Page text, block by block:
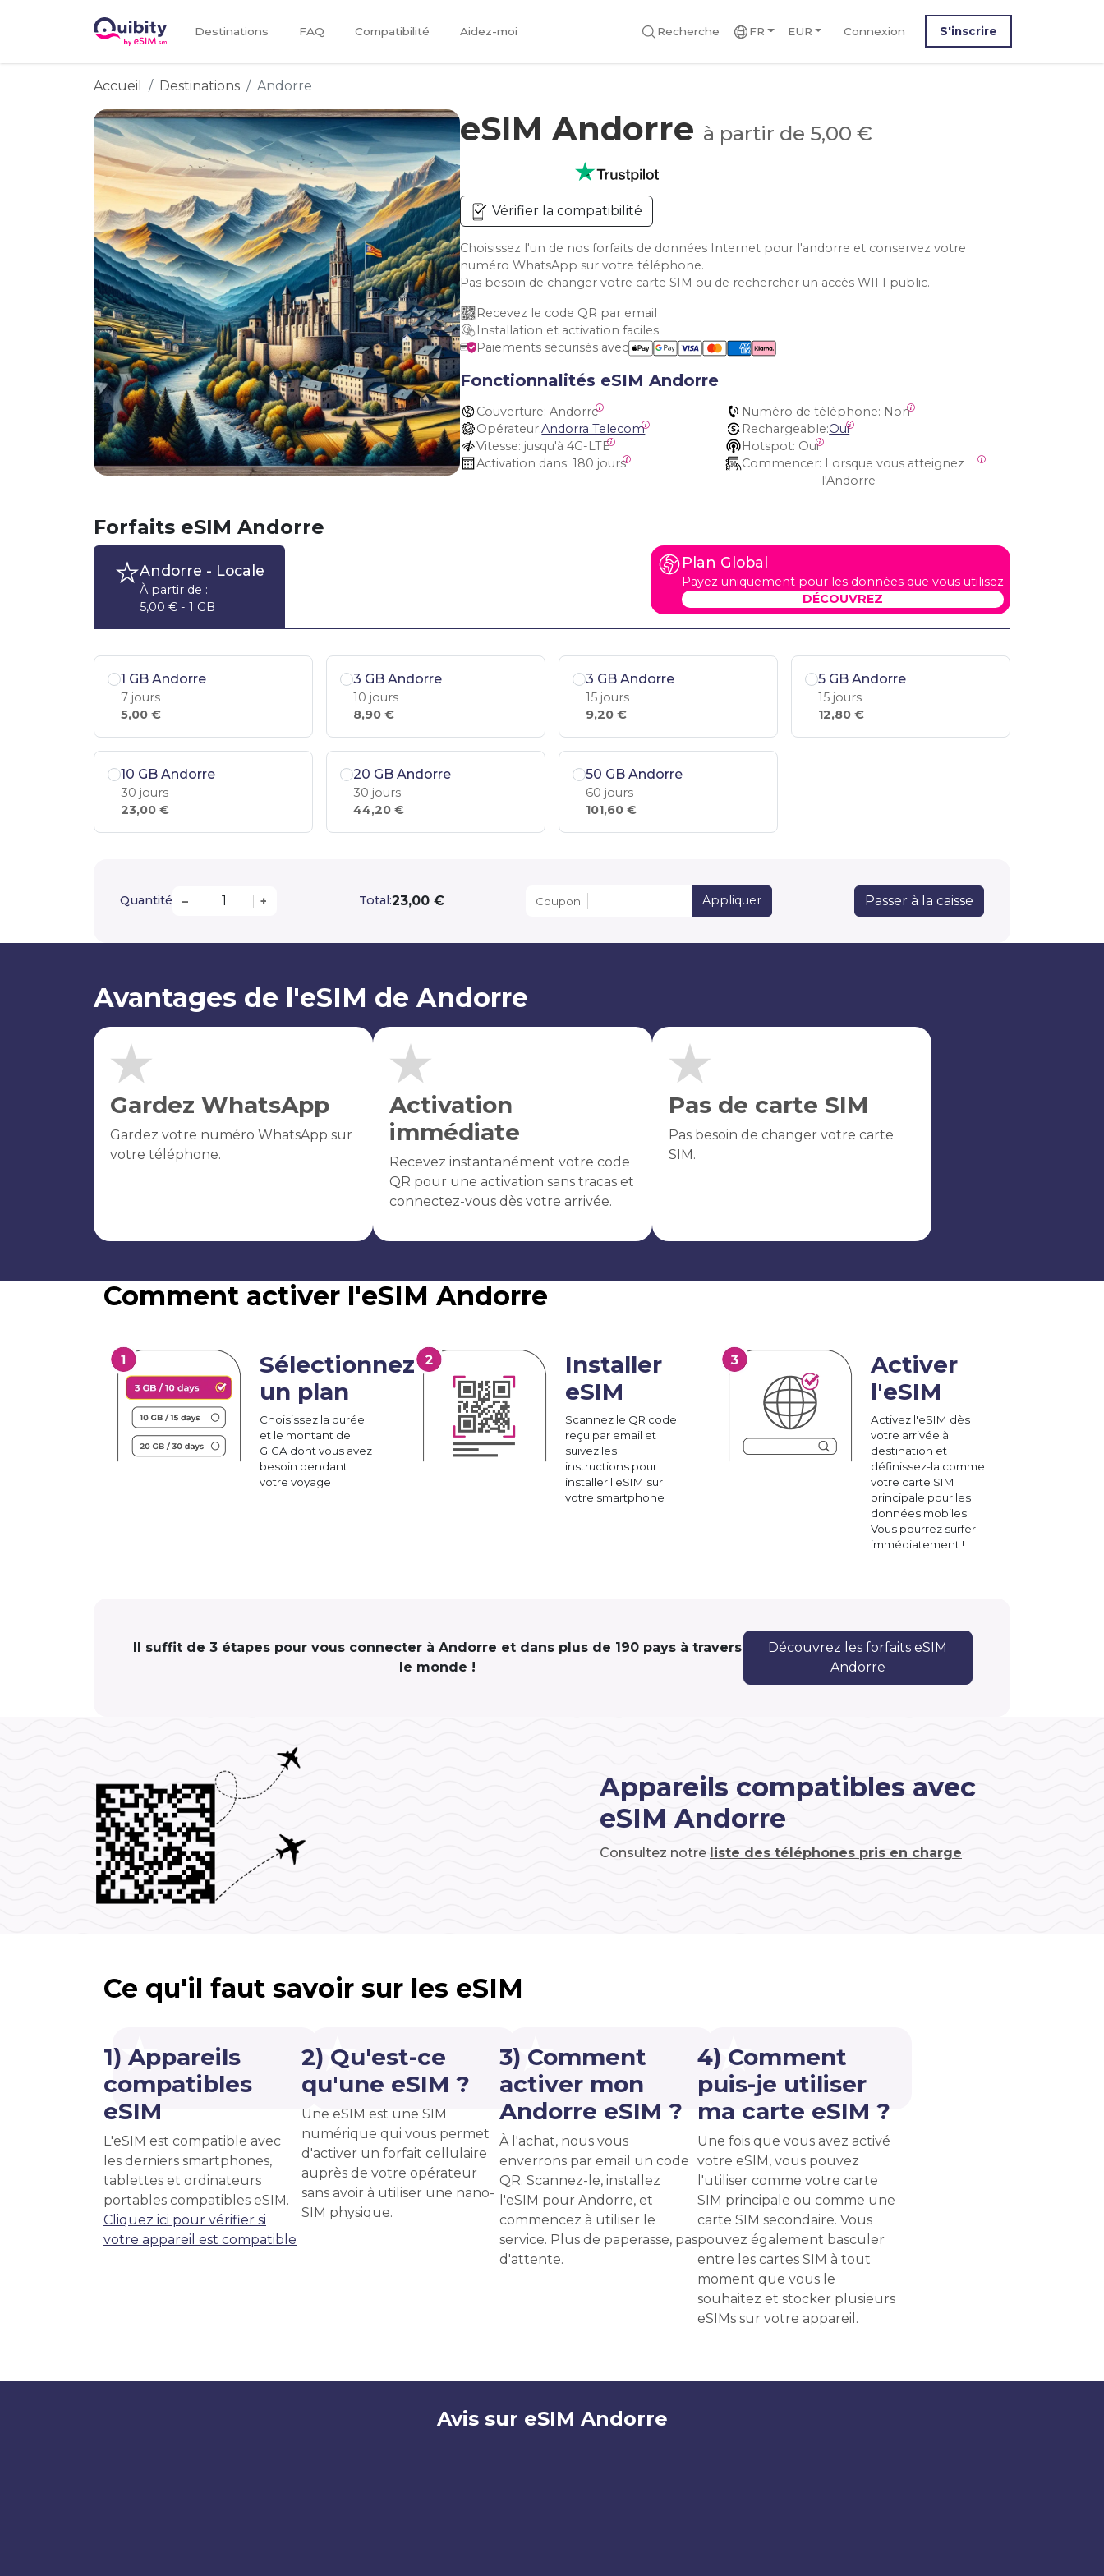
Destinations FAQ Compatibilité Aidez-moi Recherche FR EUR Connexion S'inscrire
Accueil Destinations Andorre
eSIM Andorre à partir de 5,00 €
Vérifier la compatibilité
Choisissez l'un de nos forfaits de données Internet pour l'andorre et conservez votre
numéro WhatsApp sur votre téléphone.
Pas besoin de changer votre carte SIM ou de rechercher un accès WIFI public.
Recevez le code QR par email
Installation et activation faciles
Paiements sécurisés avec
Fonctionnalités eSIM Andorre
Couverture: Andorre Numéro de téléphone: Non
Opérateur:Andorra Telecom Rechargeable:Oui
Vitesse: jusqu'à 4G-LTE Hotspot: Oui
Activation dans: 180 jours Commencer:
l'Andorre
Forfaits eSIM Andorre
Andorre - Locale
À partir de :
5,00 € - 1 GB
Plan Global
Payez uniquement pour les données que vous utilisez
DÉCOUVREZ
1 GB Andorre
7 jours
5,00 €
3 GB Andorre
10 jours
8,90 €
3 GB Andorre
15 jours
9,20 €
5 GB Andorre
15 jours
12,80 €
10 GB Andorre
30 jours
23,00 €
20 GB Andorre
30 jours
44,20 €
50 GB Andorre
60 jours
101,60 €
Quantité – + Total:23,00 € Coupon Appliquer Passer à la caisse
Avantages de l'eSIM de Andorre
Gardez WhatsApp
Gardez votre numéro WhatsApp sur
votre téléphone.
Activation
immédiate
Recevez instantanément votre code
QR pour une activation sans tracas et
connectez-vous dès votre arrivée.
Pas de carte SIM
Pas besoin de changer votre carte
SIM.
Comment activer l'eSIM Andorre
Sélectionnez
un plan
Choisissez la durée
et le montant de
GIGA dont vous avez
besoin pendant
votre voyage
Installer
eSIM
Scannez le QR code
reçu par email et
suivez les
instructions pour
installer l'eSIM sur
votre smartphone
Activer
l'eSIM
Activez l'eSIM dès
votre arrivée à
destination et
définissez-la comme
votre carte SIM
principale pour les
données mobiles.
Vous pourrez surfer
immédiatement !
Il suffit de 3 étapes pour vous connecter à Andorre et dans plus de 190 pays à travers
le monde !
Découvrez les forfaits eSIM
Andorre
Appareils compatibles avec
eSIM Andorre
Consultez notre liste des téléphones pris en charge
Ce qu'il faut savoir sur les eSIM
1) Appareils
compatibles
eSIM
L'eSIM est compatible avec
les derniers smartphones,
tablettes et ordinateurs
portables compatibles eSIM.
Cliquez ici pour vérifier si
votre appareil est compatible
2) Qu'est-ce
qu'une eSIM ?
Une eSIM est une SIM
numérique qui vous permet
d'activer un forfait cellulaire
auprès de votre opérateur
sans avoir à utiliser une nano-
SIM physique.
3) Comment
activer mon
Andorre eSIM ?
À l'achat, nous vous
enverrons par email un code
QR. Scannez-le, installez
l'eSIM pour Andorre, et
commencez à utiliser le
service. Plus de paperasse, pas
d'attente.
4) Comment
puis-je utiliser
ma carte eSIM ?
Une fois que vous avez activé
votre eSIM, vous pouvez
l'utiliser comme votre carte
SIM principale ou comme une
carte SIM secondaire. Vous
pouvez également basculer
entre les cartes SIM à tout
moment que vous le
souhaitez et stocker plusieurs
eSIMs sur votre appareil.
Avis sur eSIM Andorre